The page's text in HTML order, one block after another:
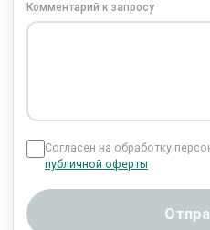
Комментарий к запросу
Согласен на обработку
публичной оферты